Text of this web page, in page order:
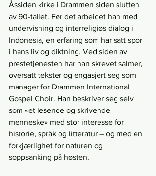
Åssiden kirke i Drammen siden slutten
av 90-tallet. Før det arbeidet han med
undervisning og interreligiøs dialog i
Indonesia, en erfaring som har satt spor
i hans liv og diktning. Ved siden av
prestetjenesten har han skrevet salmer,
oversatt tekster og engasjert seg som
manager for Drammen International
Gospel Choir. Han beskriver seg selv
som «et lesende og skrivende
menneske» med stor interesse for
historie, språk og litteratur – og med en
forkjærlighet for naturen og
soppsanking på høsten.